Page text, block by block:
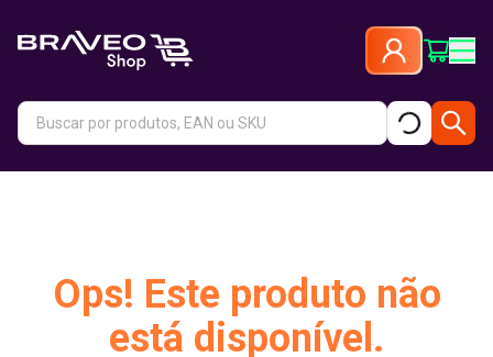
Ops! Este produto não
está disponível.